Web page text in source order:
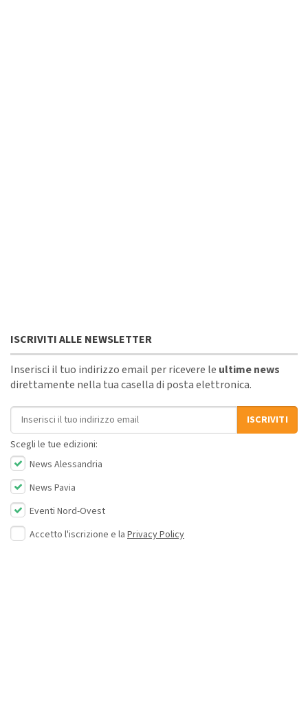
ISCRIVITI ALLE NEWSLETTER
Inserisci il tuo indirizzo email per ricevere le ultime news
direttamente nella tua casella di posta elettronica.
Indirizzo email
ISCRIVITI
Scegli le tue edizioni:
News Alessandria
News Pavia
Eventi Nord-Ovest
Accetto l'iscrizione e la Privacy Policy